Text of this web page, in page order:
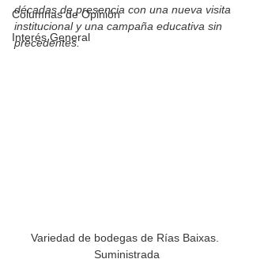
Columnas de Opinión
Interés General
décadas de presencia con una nueva visita
institucional y una campaña educativa sin
precedentes.
Variedad de bodegas de Rías Baixas.
Suministrada